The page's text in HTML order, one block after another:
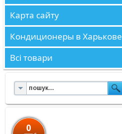
Карта сайту
Кондиционеры в Харькове
Всі товари
0